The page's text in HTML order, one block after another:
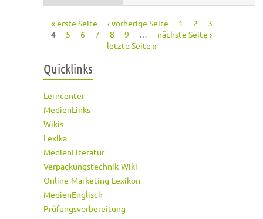
Seiten
« erste Seite ‹ vorherige Seite 1 2
3
4
5 6 7 8 9 …
nächste Seite ›
letzte Seite »
Quicklinks
Lerncenter
MedienLinks
Wikis
Lexika
MedienLiteratur
Verpackungstechnik-Wiki
Online-Marketing-Lexikon
MedienEnglisch
Prüfungsvorbereitung